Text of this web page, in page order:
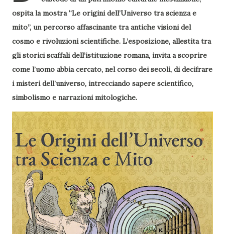
ospita la mostra “Le origini dell’Universo tra scienza e
mito”, un percorso affascinante tra antiche visioni del
cosmo e rivoluzioni scientifiche. L’esposizione, allestita tra
gli storici scaffali dell’istituzione romana, invita a scoprire
come l’uomo abbia cercato, nel corso dei secoli, di decifrare
i misteri dell’universo, intrecciando sapere scientifico,
simbolismo e narrazioni mitologiche.